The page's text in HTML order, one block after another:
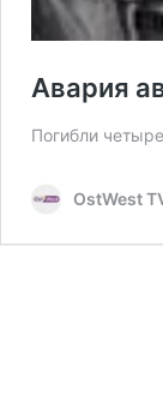
Авария
Погибли
OstWest